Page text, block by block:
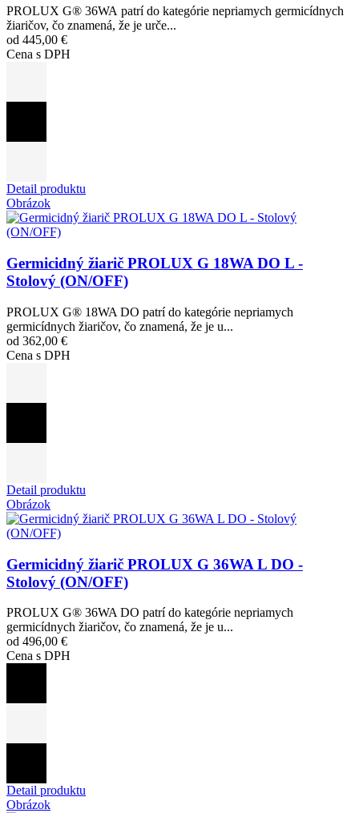
PROLUX G® 36WA patrí do kategórie nepriamych germicídnych
žiaričov, čo znamená, že je urče...
od 445,00 €
Cena s DPH
Detail produktu
Obrázok
Germicidný žiarič PROLUX G 18WA DO L -
Stolový (ON/OFF)
PROLUX G® 18WA DO patrí do kategórie nepriamych
germicídnych žiaričov, čo znamená, že je u...
od 362,00 €
Cena s DPH
Detail produktu
Obrázok
Germicidný žiarič PROLUX G 36WA L DO -
Stolový (ON/OFF)
PROLUX G® 36WA DO patrí do kategórie nepriamych
germicídnych žiaričov, čo znamená, že je u...
od 496,00 €
Cena s DPH
Detail produktu
Obrázok